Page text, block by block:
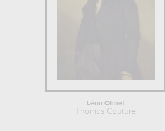
Léon Ohnet
Thomas Couture